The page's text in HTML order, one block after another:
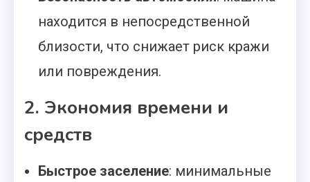
находится в непосредственной
близости, что снижает риск кражи
или повреждения.
2. Экономия времени и
средств
Быстрое заселение: минимальные